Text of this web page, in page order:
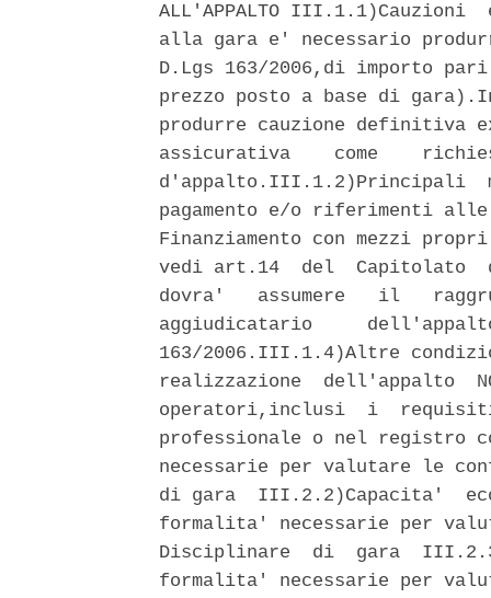
ALL'APPALTO
alla gara e' necessario
D.Lgs 163/2006,di importo
prezzo posto a base di
produrre cauzione definitiva
assicurativa    come
d'appalto.III.1.2)Principali
pagamento e/o riferimenti
Finanziamento con mezzi
vedi art.14  del  Capitolato
dovra'   assumere   il
aggiudicatario
163/2006.III.1.4)Altre
realizzazione  dell'appalto
operatori,inclusi  i
professionale o nel registro
necessarie per valutare le
di gara  III.2.2)Capacita'
formalita' necessarie per
Disciplinare  di  gara
formalita' necessarie per